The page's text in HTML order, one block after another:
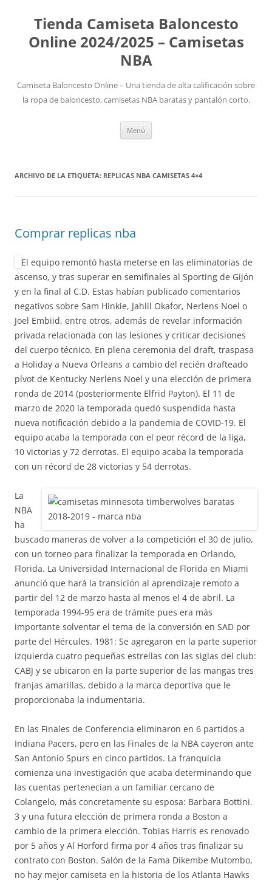
Tienda Camiseta Baloncesto
Online 2024/2025 – Camisetas
NBA
Camiseta Baloncesto Online – Una tienda de alta calificación sobre
la ropa de baloncesto, camisetas NBA baratas y pantalón corto.
Menú
ARCHIVO DE LA ETIQUETA: REPLICAS NBA CAMISETAS 4×4
Comprar replicas nba
El equipo remontó hasta meterse en las eliminatorias de
ascenso, y tras superar en semifinales al Sporting de Gijón
y en la final al C.D. Estas habían publicado comentarios
negativos sobre Sam Hinkie, Jahlil Okafor, Nerlens Noel o
Joel Embiid, entre otros, además de revelar información
privada relacionada con las lesiones y criticar decisiones
del cuerpo técnico. En plena ceremonia del draft, traspasa
a Holiday a Nueva Orleans a cambio del recién drafteado
pívot de Kentucky Nerlens Noel y una elección de primera
ronda de 2014 (posteriormente Elfrid Payton). El 11 de
marzo de 2020 la temporada quedó suspendida hasta
nueva notificación debido a la pandemia de COVID-19. El
equipo acaba la temporada con el peor récord de la liga,
10 victorias y 72 derrotas. El equipo acaba la temporada
con un récord de 28 victorias y 54 derrotas.
La
NBA
ha
buscado maneras de volver a la competición el 30 de julio,
con un torneo para finalizar la temporada en Orlando,
Florida. La Universidad Internacional de Florida en Miami
anunció que hará la transición al aprendizaje remoto a
partir del 12 de marzo hasta al menos el 4 de abril. La
temporada 1994-95 era de trámite pues era más
importante solventar el tema de la conversión en SAD por
parte del Hércules. 1981: Se agregaron en la parte superior
izquierda cuatro pequeñas estrellas con las siglas del club:
CABJ y se ubicaron en la parte superior de las mangas tres
franjas amarillas, debido a la marca deportiva que le
proporcionaba la indumentaria.
En las Finales de Conferencia eliminaron en 6 partidos a
Indiana Pacers, pero en las Finales de la NBA cayeron ante
San Antonio Spurs en cinco partidos. La franquicia
comienza una investigación que acaba determinando que
las cuentas pertenecían a un familiar cercano de
Colangelo, más concretamente su esposa: Barbara Bottini.
3 y una futura elección de primera ronda a Boston a
cambio de la primera elección. Tobias Harris es renovado
por 5 años y Al Horford firma por 4 años tras finalizar su
contrato con Boston. Salón de la Fama Dikembe Mutombo,
no hay mejor camiseta en la historia de los Atlanta Hawks